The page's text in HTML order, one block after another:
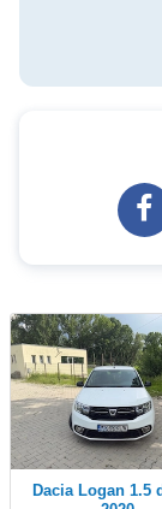
Dacia Logan 1.5 dci an